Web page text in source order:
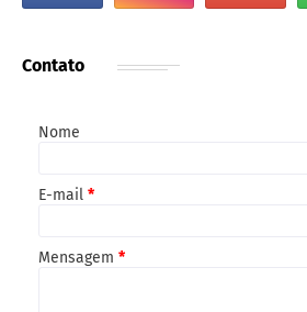
Contato
Nome
E-mail *
Mensagem *